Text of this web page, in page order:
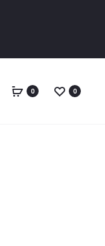
Cuenta
0 0